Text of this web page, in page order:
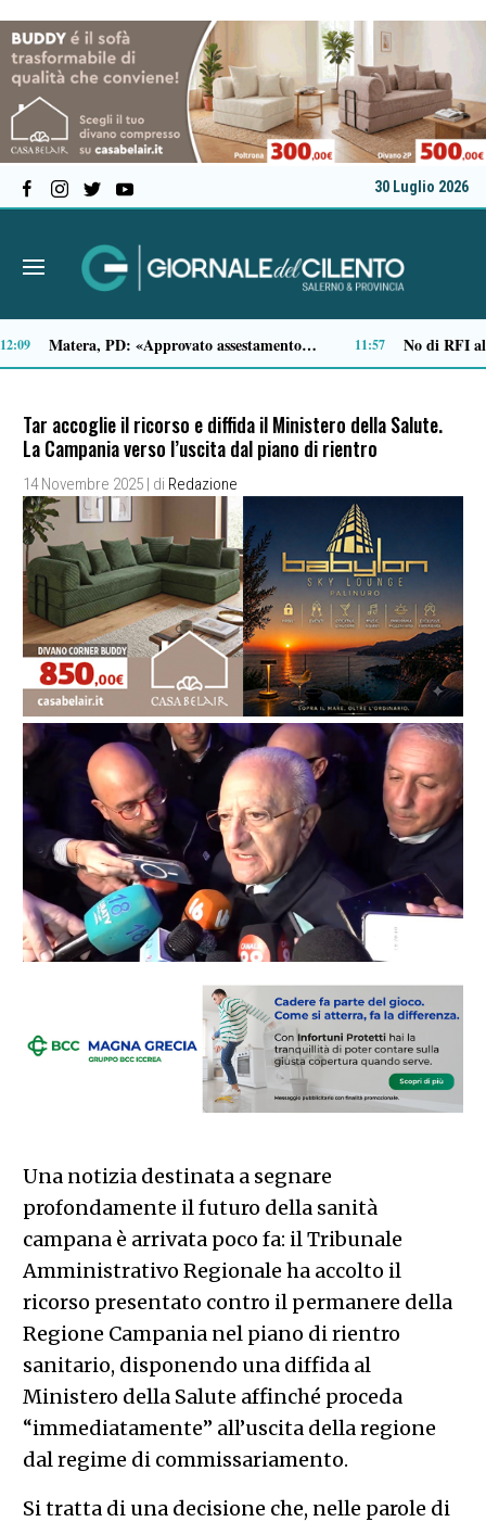
30 Luglio 2026
Tamponamento sulla litoranea di Pontecagnano: due ragazze ferite, madre e figlia illese 10:33 Traffico di cocaina dal Sud America, la coppia arrestata è di Buonabitacolo: avrebbe rifornito il Vallo di Diano
Tar accoglie il ricorso e diffida il Ministero della Salute.
La Campania verso l’uscita dal piano di rientro
14 Novembre 2025 | di Redazione
Una notizia destinata a segnare
profondamente il futuro della sanità
campana è arrivata poco fa: il Tribunale
Amministrativo Regionale ha accolto il
ricorso presentato contro il permanere della
Regione Campania nel piano di rientro
sanitario, disponendo una diffida al
Ministero della Salute affinché proceda
“immediatamente” all’uscita della regione
dal regime di commissariamento.
Si tratta di una decisione che, nelle parole di